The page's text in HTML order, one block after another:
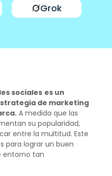
Grok
sociales es un
de marketing
A medida que las
su popularidad,
entre la multitud. Este
para lograr un buen
entorno tan